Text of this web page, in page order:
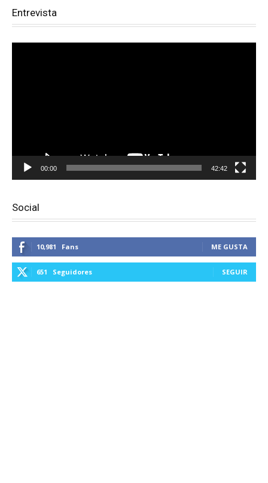
Entrevista
00:00 42:42
Social
10,981 Fans ME GUSTA
651 Seguidores SEGUIR